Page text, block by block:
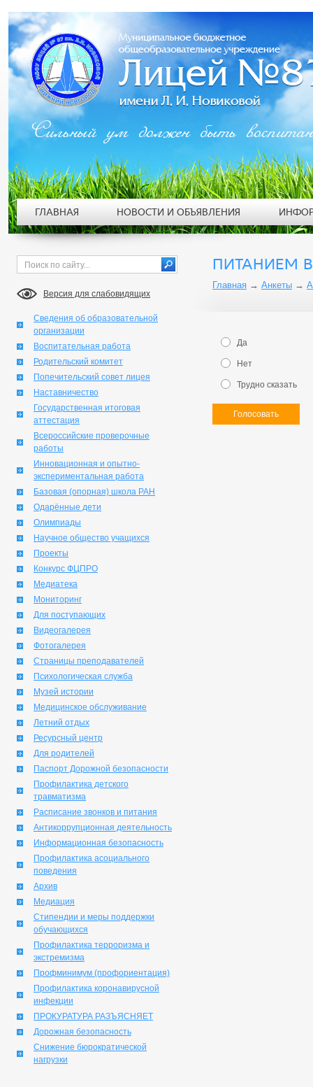
Версия для слабовидящих
Сведения об образовательной
организации
Воспитательная работа
Родительский комитет
Попечительский совет лицея
Наставничество
Государственная итоговая
аттестация
Всероссийские проверочные
работы
Инновационная и опытно-
экспериментальная работа
Базовая (опорная) школа РАН
Одарённые дети
Олимпиады
Научное общество учащихся
Проекты
Конкурс ФЦПРО
Медиатека
Мониторинг
Для поступающих
Видеогалерея
Фотогалерея
Страницы преподавателей
Психологическая служба
Музей истории
Медицинское обслуживание
Летний отдых
Ресурсный центр
Для родителей
Паспорт Дорожной безопасности
Профилактика детского
травматизма
Расписание звонков и питания
Антикоррупционная деятельность
Информационная безопасность
Профилактика асоциального
поведения
Архив
Медиация
Стипендии и меры поддержки
обучающихся
Профилактика терроризма и
экстремизма
Профминимум (профориентация)
Профилактика коронавирусной
инфекции
ПРОКУРАТУРА РАЗЪЯСНЯЕТ
Дорожная безопасность
Снижение бюрократической
нагрузки
ПИТАНИЕМ
Главная → Анкеты →
Да
Нет
Трудно сказать
Голосовать
Сильный ум должен быть
ГЛАВНАЯ НОВОСТИ И ОБЪЯВЛЕНИЯ